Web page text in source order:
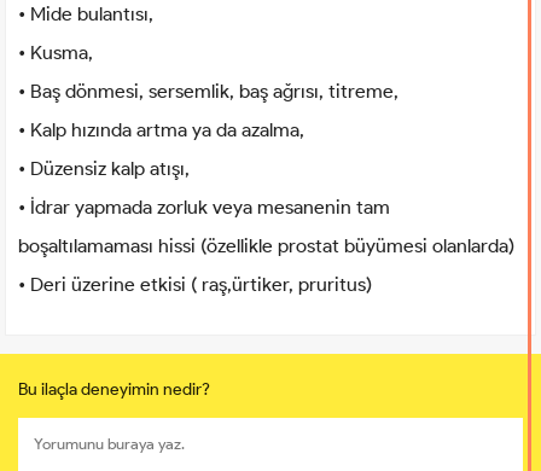
• Mide bulantısı,
• Kusma,
• Baş dönmesi, sersemlik, baş ağrısı, titreme,
• Kalp hızında artma ya da azalma,
• Düzensiz kalp atışı,
• İdrar yapmada zorluk veya mesanenin tam
boşaltılamaması hissi (özellikle prostat büyümesi olanlarda)
• Deri üzerine etkisi ( raş,ürtiker, pruritus)
Bu ilaçla deneyimin nedir?